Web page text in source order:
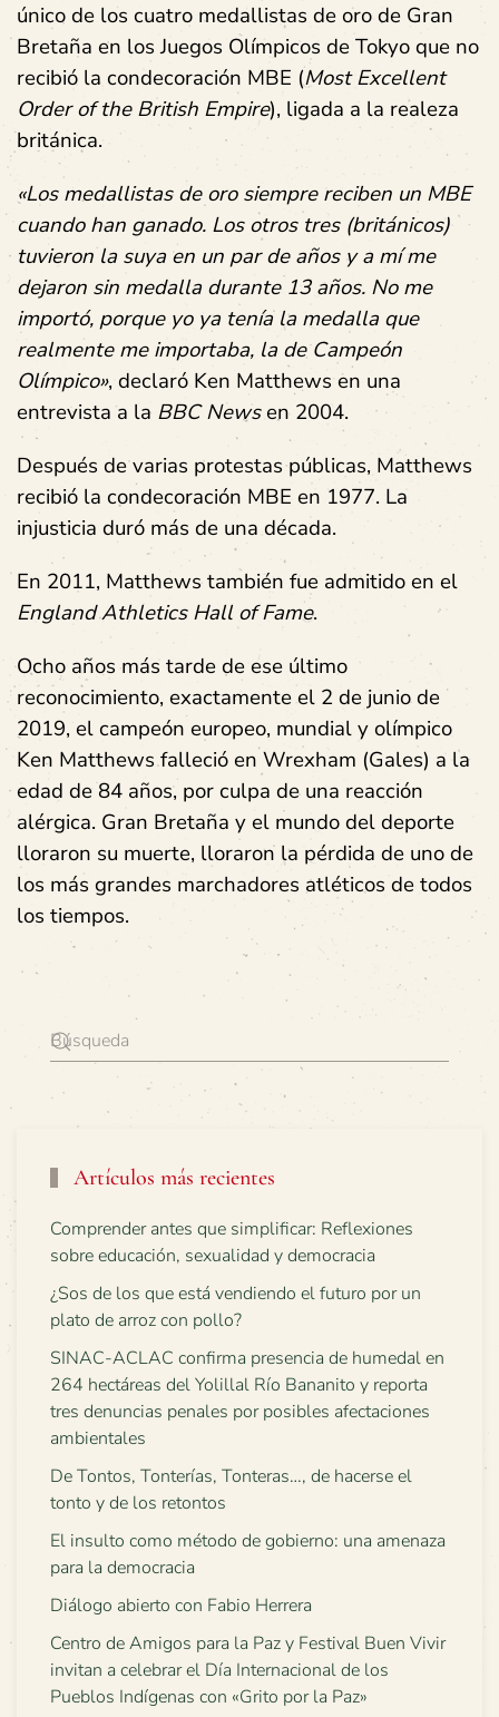
único de los cuatro medallistas de oro de Gran
Bretaña en los Juegos Olímpicos de Tokyo que no
recibió la condecoración MBE (Most Excellent
Order of the British Empire), ligada a la realeza
británica.
«Los medallistas de oro siempre reciben un MBE
cuando han ganado. Los otros tres (británicos)
tuvieron la suya en un par de años y a mí me
dejaron sin medalla durante 13 años. No me
importó, porque yo ya tenía la medalla que
realmente me importaba, la de Campeón
Olímpico», declaró Ken Matthews en una
entrevista a la BBC Newsen 2004.
Después de varias protestas públicas, Matthews
recibió la condecoración MBE en 1977. La
injusticia duró más de una década.
En 2011, Matthews también fue admitido en el
England Athletics Hall of Fame.
Ocho años más tarde de ese último
reconocimiento, exactamente el 2 de junio de
2019, el campeón europeo, mundial y olímpico
Ken Matthews falleció en Wrexham (Gales) a la
edad de 84 años, por culpa de una reacción
alérgica. Gran Bretaña y el mundo del deporte
lloraron su muerte, lloraron la pérdida de uno de
los más grandes marchadores atléticos de todos
los tiempos.
Artículos más recientes
Comprender antes que simplificar: Reflexiones
sobre educación, sexualidad y democracia
¿Sos de los que está vendiendo el futuro por un
plato de arroz con pollo?
SINAC-ACLAC confirma presencia de humedal en
264 hectáreas del Yolillal Río Bananito y reporta
tres denuncias penales por posibles afectaciones
ambientales
De Tontos, Tonterías, Tonteras…, de hacerse el
tonto y de los retontos
El insulto como método de gobierno: una amenaza
para la democracia
Diálogo abierto con Fabio Herrera
Centro de Amigos para la Paz y Festival Buen Vivir
invitan a celebrar el Día Internacional de los
Pueblos Indígenas con «Grito por la Paz»